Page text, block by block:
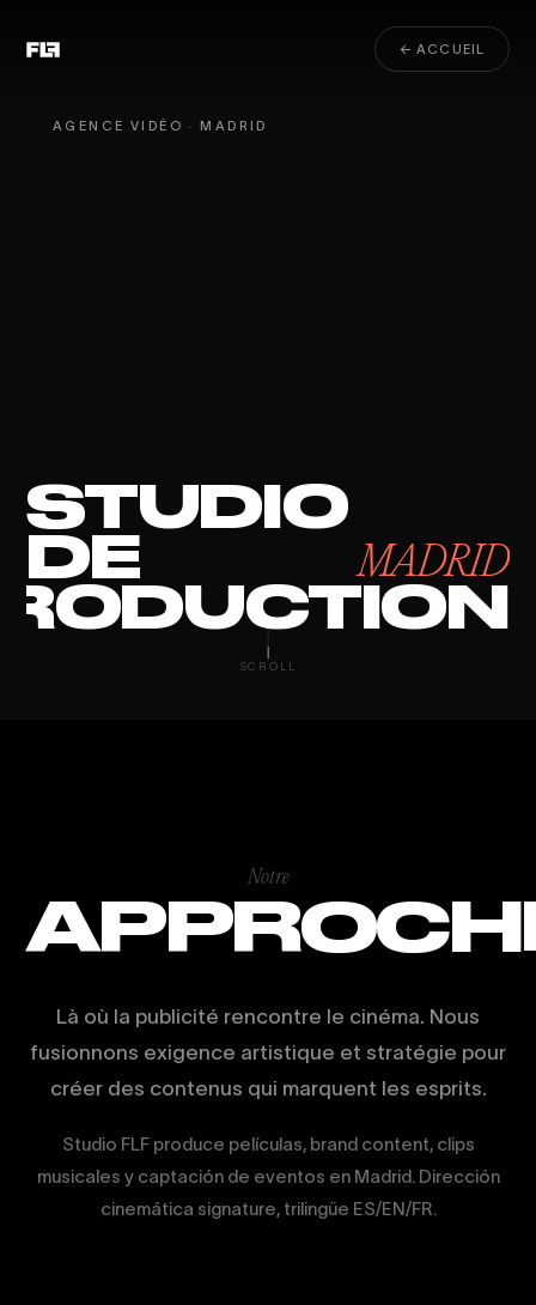
← ACCUEIL
AGENCE VIDÉO · MADRID
STUDIO
DE MADRID
SCROLL
Notre
Là où la publicité rencontre le cinéma. Nous
fusionnons exigence artistique et stratégie pour
créer des contenus qui marquent les esprits.
Studio FLF produce películas, brand content, clips
musicales y captación de eventos en Madrid. Dirección
cinemática signature, trilingüe ES/EN/FR.